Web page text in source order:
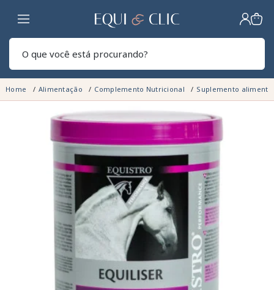
Lar
Home Alimentação Complemento Nutricional Suplemento